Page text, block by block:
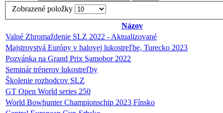
Zobrazené položky
Názov
Valné Zhromaždenie SLZ 2022 - Aktualizované
Majstrovstvá Európy v halovej lukostreľbe, Turecko 2023
Pozvánka na Grand Prix Samobor 2022
Seminár trénerov lukostreľby
Školenie rozhodcov SLZ
GT Open World series 250
World Bowhunter Championschip 2023 Fínsko